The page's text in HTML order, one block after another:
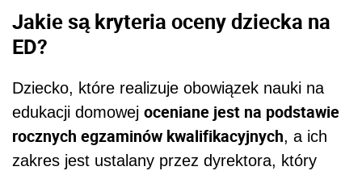
Jakie są kryteria oceny dziecka na
ED?
Dziecko, które realizuje obowiązek nauki na
edukacji domowej oceniane jest na podstawie
rocznych egzaminów kwalifikacyjnych, a ich
zakres jest ustalany przez dyrektora, który